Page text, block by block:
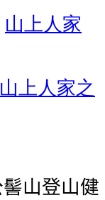
山上人家
山上人家之
山登山健